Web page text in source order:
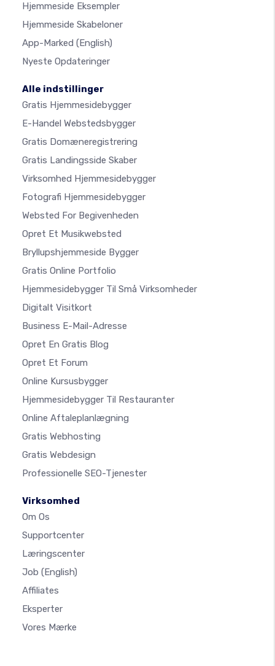
Hjemmeside Eksempler
Hjemmeside Skabeloner
App-Marked (English)
Nyeste Opdateringer
Alle indstillinger
Gratis Hjemmesidebygger
E-Handel Webstedsbygger
Gratis Domæneregistrering
Gratis Landingsside Skaber
Virksomhed Hjemmesidebygger
Fotografi Hjemmesidebygger
Websted For Begivenheden
Opret Et Musikwebsted
Bryllupshjemmeside Bygger
Gratis Online Portfolio
Hjemmesidebygger Til Små Virksomheder
Digitalt Visitkort
Business E-Mail-Adresse
Opret En Gratis Blog
Opret Et Forum
Online Kursusbygger
Hjemmesidebygger Til Restauranter
Online Aftaleplanlægning
Gratis Webhosting
Gratis Webdesign
Professionelle SEO-Tjenester
Virksomhed
Om Os
Supportcenter
Læringscenter
Job (English)
Affiliates
Eksperter
Vores Mærke